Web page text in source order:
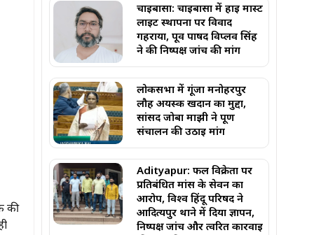
की
चाईबासा: चाईबासा में हाई मास्ट
लाइट स्थापना पर विवाद
गहराया, पूर्व पार्षद विप्लव सिंह
ने की निष्पक्ष जांच की मांग
लोकसभा में गूंजा मनोहरपुर
लौह अयस्क खदान का मुद्दा,
सांसद जोबा माझी ने पूर्ण
संचालन की उठाई मांग
Adityapur: फल विक्रेता पर
प्रतिबंधित मांस के सेवन का
आरोप, विश्व हिंदू परिषद ने
आदित्यपुर थाने में दिया ज्ञापन,
निष्पक्ष जांच और त्वरित कार्रवाई